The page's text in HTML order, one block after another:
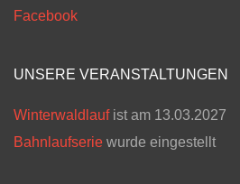
Facebook
UNSERE VERANSTALTUNGEN
Winterwaldlaufist am 13.03.2027
Bahnlaufserie wurde eingestellt